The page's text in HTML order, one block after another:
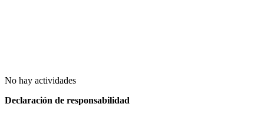
No hay actividades
Declaración de responsabilidad